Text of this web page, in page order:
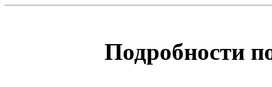
Подробности